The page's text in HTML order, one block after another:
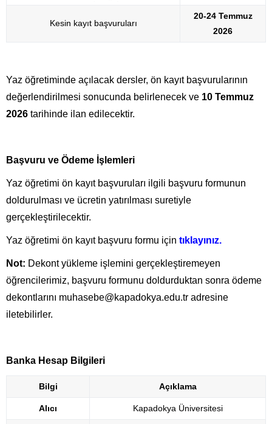
Kesin kayıt başvuruları
20-24 Temmuz
2026
Yaz öğretiminde açılacak dersler, ön kayıt başvurularının
değerlendirilmesi sonucunda belirlenecek ve 10 Temmuz
2026 tarihinde ilan edilecektir.
Başvuru ve Ödeme İşlemleri
Yaz öğretimi ön kayıt başvuruları ilgili başvuru formunun
doldurulması ve ücretin yatırılması suretiyle
gerçekleştirilecektir.
Yaz öğretimi ön kayıt başvuru formu için tıklayınız.
Not: Dekont yükleme işlemini gerçekleştiremeyen
öğrencilerimiz, başvuru formunu doldurduktan sonra ödeme
dekontlarını muhasebe@kapadokya.edu.tr adresine
iletebilirler.
Banka Hesap Bilgileri
Bilgi Açıklama
Alıcı Kapadokya Üniversitesi